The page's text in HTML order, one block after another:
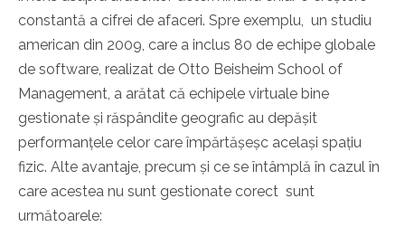
constantă a cifrei de afaceri. Spre exemplu, un studiu
american din 2009, care a inclus 80 de echipe globale
de software, realizat de Otto Beisheim School of
Management, a arătat că echipele virtuale bine
gestionate și răspândite geografic au depășit
performanțele celor care împărtășeșc același spațiu
fizic. Alte avantaje, precum și ce se întâmplă în cazul în
care acestea nu sunt gestionate corect sunt
următoarele: